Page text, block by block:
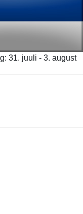
31. juuli - 3. august